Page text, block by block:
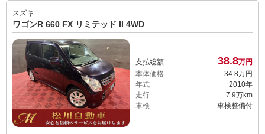
スズキ
ワゴンR 660 FX リミテッド II 4WD
支払総額 38.8万円
本体価格
34.8万円
年式
2010年
走行
7.9万km
車検
車検整備付